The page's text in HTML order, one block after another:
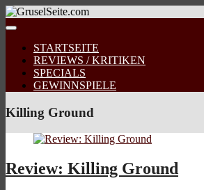
STARTSEITE
REVIEWS / KRITIKEN
SPECIALS
GEWINNSPIELE
Killing Ground
Review: Killing Ground